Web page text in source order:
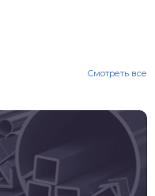
Смотреть все